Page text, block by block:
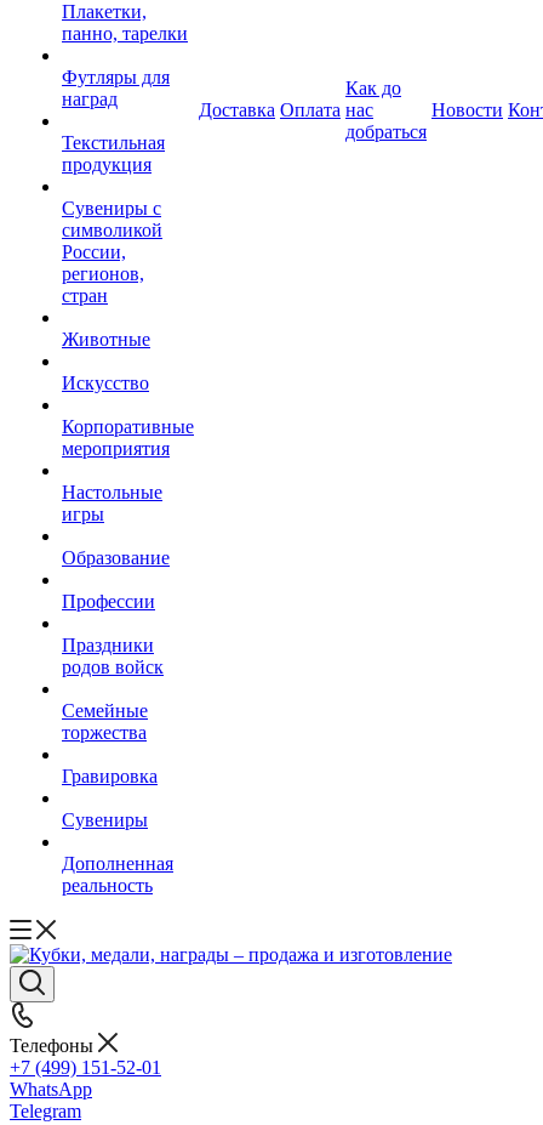
Плакетки,
панно, тарелки
Футляры для
наград
Текстильная
продукция
Сувениры с
символикой
России,
регионов,
стран
Животные
Искусство
Корпоративные
мероприятия
Настольные
игры
Образование
Профессии
Праздники
родов войск
Семейные
торжества
Гравировка
Сувениры
Дополненная
реальность
Доставка Оплата
Как до
нас
добраться
Новости
Телефоны
+7 (499) 151-52-01
WhatsApp
Telegram